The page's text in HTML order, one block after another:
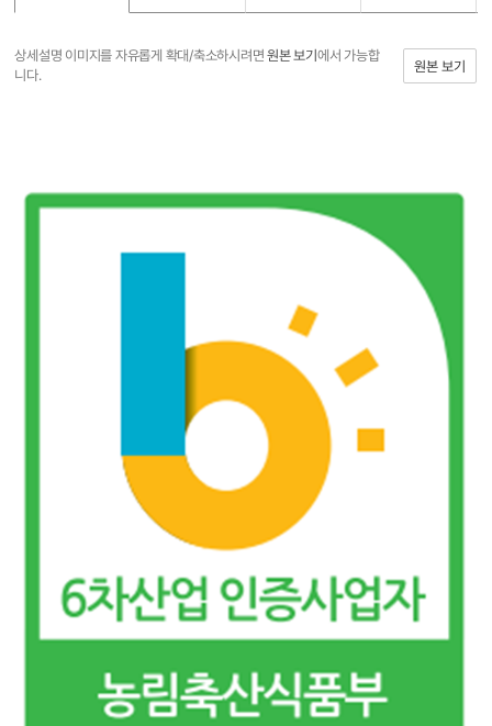
상세설명 이미지를 자유롭게 확대/축소하시려면원본 보기 에서 가능합
니다.
원본 보기